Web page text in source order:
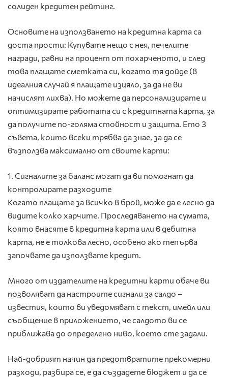
солиден кредитен рейтинг.
Основите на използването на кредитна карта са
доста прости: Купувате нещо с нея, печелите
награди, равни на процент от похарченото, и след
това плащате сметката си, когато тя дойде (в
идеалния случай я плащате изцяло, за да не ви
начислят лихва). Но можете да персонализирате и
оптимизирате работата си с кредитната карта, за
да получите по-голяма стойност и защита. Ето 3
съвета, които всеки трябва да знае, за да се
възползва максимално от своите карти:
1. Сигналите за баланс могат да ви помогнат да
контролирате разходите
Когато плащате за всичко в брой, може да е лесно да
видите колко харчите. Проследяването на сумата,
която внасяте в кредитна карта или в дебитна
карта, не е толкова лесно, особено ако тепърва
започвате да използвате кредит.
Много от издателите на кредитни карти обаче ви
позволяват да настроите сигнали за салдо –
известия, които ви уведомяват с текст, имейл или
съобщение в приложението, че салдото ви се
приближава до определено ниво, което сте задали.
Най-добрият начин да предотвратите прекомерни
разходи, разбира се, е да създадете бюджет и да се